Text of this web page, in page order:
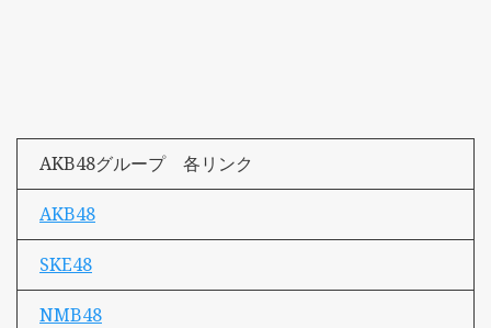
AKB48グループ 各リンク
AKB48
SKE48
NMB48